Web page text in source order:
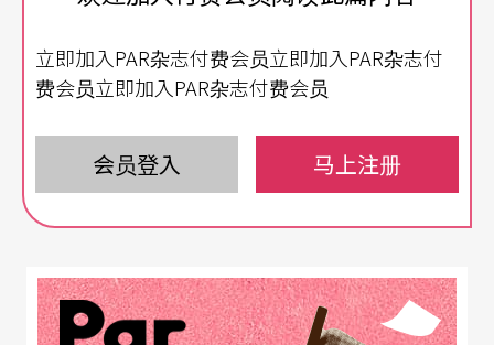
且已能摆脱只是形式上的有机结合，从新的音响色
和新的空间，而且曲曲不同。
《东南西北Ⅴ》抽象感情形象化
开场潘皇龙的《东南西北Ⅴ》，是二○○九年在阿
拉斯加首演，其后又在台湾及多个城市演出过的作
立即加入PAR杂志付费会员立即加入PAR杂志付
费会员立即加入PAR杂志付费会员
会员登入 马上注册